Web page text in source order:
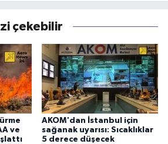
çekebilir
ve
AKOM'dan İstanbul için
sağanak uyarısı: Sıcaklıklar
5 derece düşecek